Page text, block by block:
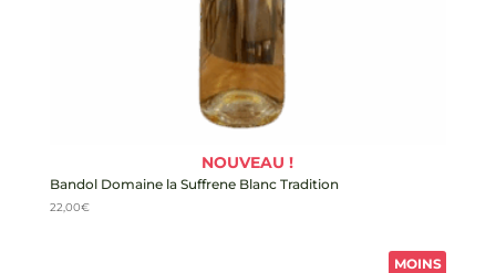
NOUVEAU !
Bandol Domaine la Suffrene Blanc Tradition
22,00€
MOINS